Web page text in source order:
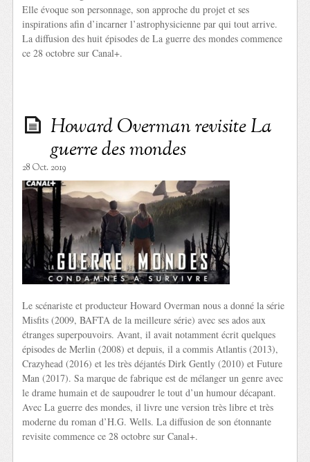
Elle évoque son personnage, son approche du projet et ses
inspirations afin d’incarner l’astrophysicienne par qui tout arrive.
La diffusion des huit épisodes de La guerre des mondes commence
ce 28 octobre sur Canal+.
Howard Overman revisite La
guerre des mondes
28 Oct. 2019
Le scénariste et producteur Howard Overman nous a donné la série
Misfits (2009, BAFTA de la meilleure série) avec ses ados aux
étranges superpouvoirs. Avant, il avait notamment écrit quelques
épisodes de Merlin (2008) et depuis, il a commis Atlantis (2013),
Crazyhead (2016) et les très déjantés Dirk Gently (2010) et Future
Man (2017). Sa marque de fabrique est de mélanger un genre avec
le drame humain et de saupoudrer le tout d’un humour décapant.
Avec La guerre des mondes, il livre une version très libre et très
moderne du roman d’H.G. Wells. La diffusion de son étonnante
revisite commence ce 28 octobre sur Canal+.